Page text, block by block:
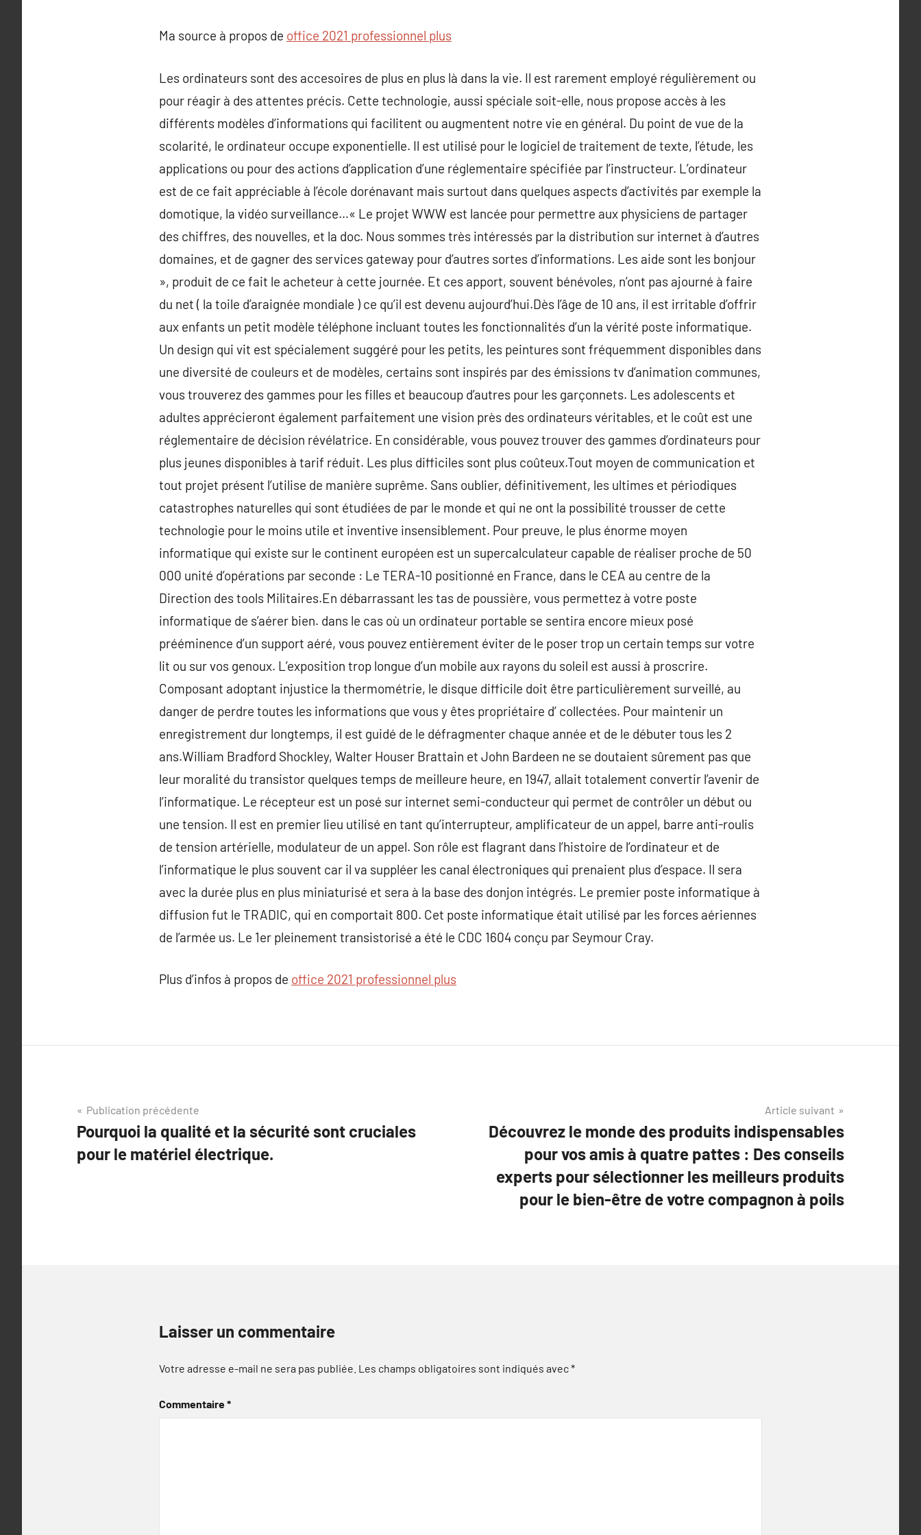
Ma source à propos de office 2021 professionnel plus
Les ordinateurs sont des accesoires de plus en plus là dans la vie. Il est rarement employé régulièrement ou
pour réagir à des attentes précis. Cette technologie, aussi spéciale soit-elle, nous propose accès à les
différents modèles d’informations qui facilitent ou augmentent notre vie en général. Du point de vue de la
scolarité, le ordinateur occupe exponentielle. Il est utilisé pour le logiciel de traitement de texte, l’étude, les
applications ou pour des actions d’application d’une réglementaire spécifiée par l’instructeur. L’ordinateur
est de ce fait appréciable à l’école dorénavant mais surtout dans quelques aspects d’activités par exemple la
domotique, la vidéo surveillance…« Le projet WWW est lancée pour permettre aux physiciens de partager
des chiffres, des nouvelles, et la doc. Nous sommes très intéressés par la distribution sur internet à d’autres
domaines, et de gagner des services gateway pour d’autres sortes d’informations. Les aide sont les bonjour
», produit de ce fait le acheteur à cette journée. Et ces apport, souvent bénévoles, n’ont pas ajourné à faire
du net ( la toile d’araignée mondiale ) ce qu’il est devenu aujourd’hui.Dès l’âge de 10 ans, il est irritable d’offrir
aux enfants un petit modèle téléphone incluant toutes les fonctionnalités d’un la vérité poste informatique.
Un design qui vit est spécialement suggéré pour les petits, les peintures sont fréquemment disponibles dans
une diversité de couleurs et de modèles, certains sont inspirés par des émissions tv d’animation communes,
vous trouverez des gammes pour les filles et beaucoup d’autres pour les garçonnets. Les adolescents et
adultes apprécieront également parfaitement une vision près des ordinateurs véritables, et le coût est une
réglementaire de décision révélatrice. En considérable, vous pouvez trouver des gammes d’ordinateurs pour
plus jeunes disponibles à tarif réduit. Les plus difficiles sont plus coûteux.Tout moyen de communication et
tout projet présent l’utilise de manière suprême. Sans oublier, définitivement, les ultimes et périodiques
catastrophes naturelles qui sont étudiées de par le monde et qui ne ont la possibilité trousser de cette
technologie pour le moins utile et inventive insensiblement. Pour preuve, le plus énorme moyen
informatique qui existe sur le continent européen est un supercalculateur capable de réaliser proche de 50
000 unité d’opérations par seconde : Le TERA-10 positionné en France, dans le CEA au centre de la
Direction des tools Militaires.En débarrassant les tas de poussière, vous permettez à votre poste
informatique de s’aérer bien. dans le cas où un ordinateur portable se sentira encore mieux posé
prééminence d’un support aéré, vous pouvez entièrement éviter de le poser trop un certain temps sur votre
lit ou sur vos genoux. L’exposition trop longue d’un mobile aux rayons du soleil est aussi à proscrire.
Composant adoptant injustice la thermométrie, le disque difficile doit être particulièrement surveillé, au
danger de perdre toutes les informations que vous y êtes propriétaire d’ collectées. Pour maintenir un
enregistrement dur longtemps, il est guidé de le défragmenter chaque année et de le débuter tous les 2
ans.William Bradford Shockley, Walter Houser Brattain et John Bardeen ne se doutaient sûrement pas que
leur moralité du transistor quelques temps de meilleure heure, en 1947, allait totalement convertir l’avenir de
l’informatique. Le récepteur est un posé sur internet semi-conducteur qui permet de contrôler un début ou
une tension. Il est en premier lieu utilisé en tant qu’interrupteur, amplificateur de un appel, barre anti-roulis
de tension artérielle, modulateur de un appel. Son rôle est flagrant dans l’histoire de l’ordinateur et de
l’informatique le plus souvent car il va suppléer les canal électroniques qui prenaient plus d’espace. Il sera
avec la durée plus en plus miniaturisé et sera à la base des donjon intégrés. Le premier poste informatique à
diffusion fut le TRADIC, qui en comportait 800. Cet poste informatique était utilisé par les forces aériennes
de l’armée us. Le 1er pleinement transistorisé a été le CDC 1604 conçu par Seymour Cray.
Plus d’infos à propos de office 2021 professionnel plus
Navigation
de
l’article
Publication précédente
Pourquoi la qualité et la sécurité sont cruciales
pour le matériel électrique.
Article suivant
Découvrez le monde des produits indispensables
pour vos amis à quatre pattes : Des conseils
experts pour sélectionner les meilleurs produits
pour le bien-être de votre compagnon à poils
Laisser un commentaire
Votre adresse e-mail ne sera pas publiée. Les champs obligatoires sont indiqués avec*
Commentaire*